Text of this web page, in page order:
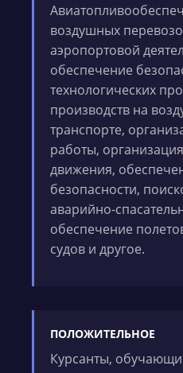
воздушных
аэропортовой
обеспечение
технологических
производств на
транспорте,
работы,
движения,
безопасности,
аварийно-
обеспечение
судов и другое.
ПОЛОЖИТЕЛЬНОЕ
Курсанты,